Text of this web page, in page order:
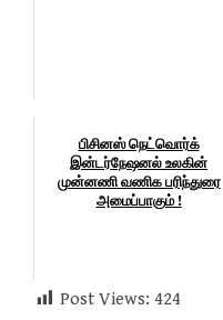
பிசினஸ் நெட்வொர்க்
இன்டர்நேஷனல் உலகின்
முன்னணி வணிக பரிந்துரை
அமைப்பாகும் !
Post Views: 424